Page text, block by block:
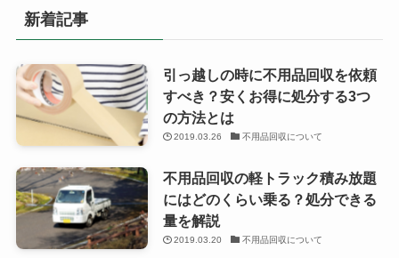
新着記事
引っ越しの時に不用品回収を依頼
すべき？安くお得に処分する3つ
の方法とは
2019.03.26 不用品回収について
不用品回収の軽トラック積み放題
にはどのくらい乗る？処分できる
量を解説
2019.03.20 不用品回収について